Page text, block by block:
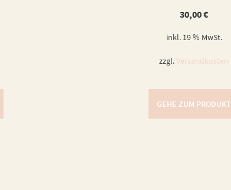
30,00€
inkl. 19 % MwSt.
zzgl.Versandkosten
GEHE ZUM PRODUKT